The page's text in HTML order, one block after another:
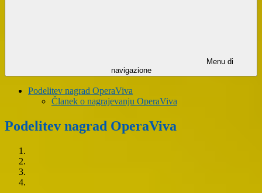
Menu di
navigazione
Podelitev nagrad OperaViva
Članek o nagrajevanju OperaViva
Podelitev nagrad OperaViva